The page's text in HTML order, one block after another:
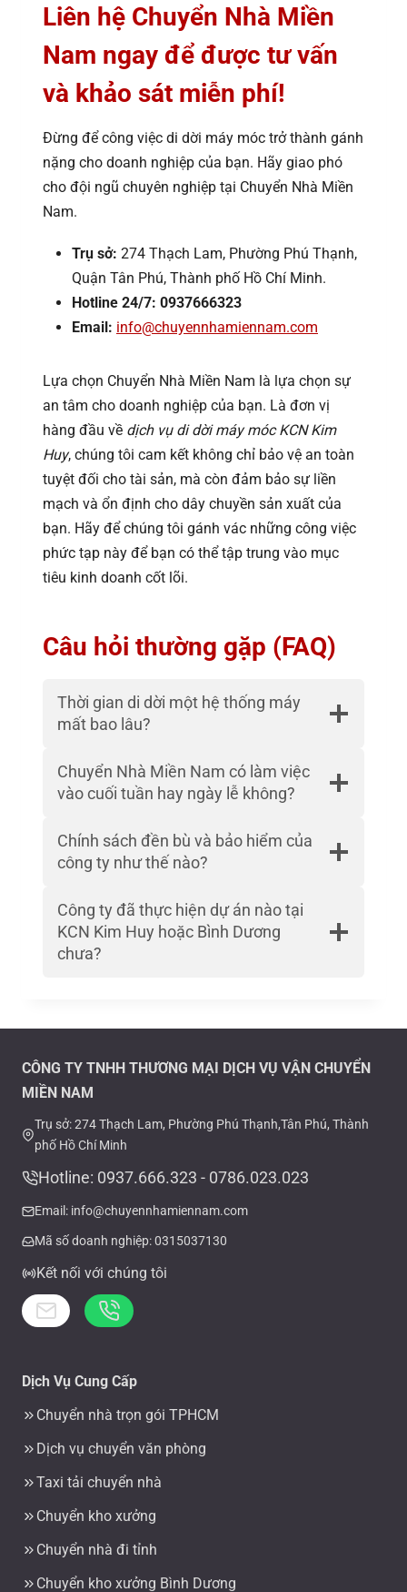
Liên hệ Chuyển Nhà Miền
Nam ngay để được tư vấn
và khảo sát miễn phí!
Đừng để công việc di dời máy móc trở thành gánh
nặng cho doanh nghiệp của bạn. Hãy giao phó
cho đội ngũ chuyên nghiệp tại Chuyển Nhà Miền
Nam.
Trụ sở: 274 Thạch Lam, Phường Phú Thạnh,
Quận Tân Phú, Thành phố Hồ Chí Minh.
Hotline 24/7: 0937666323
Email: info@chuyennhamiennam.com
Lựa chọn Chuyển Nhà Miền Nam là lựa chọn sự
an tâm cho doanh nghiệp của bạn. Là đơn vị
hàng đầu về dịch vụ di dời máy móc KCN Kim
Huy, chúng tôi cam kết không chỉ bảo vệ an toàn
tuyệt đối cho tài sản, mà còn đảm bảo sự liền
mạch và ổn định cho dây chuyền sản xuất của
bạn. Hãy để chúng tôi gánh vác những công việc
phức tạp này để bạn có thể tập trung vào mục
tiêu kinh doanh cốt lõi.
Câu hỏi thường gặp (FAQ)
Thời gian di dời một hệ thống máy
mất bao lâu?
Chuyển Nhà Miền Nam có làm việc
vào cuối tuần hay ngày lễ không?
Chính sách đền bù và bảo hiểm của
công ty như thế nào?
Công ty đã thực hiện dự án nào tại
KCN Kim Huy hoặc Bình Dương
chưa?
CÔNG TY TNHH THƯƠNG MẠI DỊCH VỤ VẬN CHUYỂN
MIỀN NAM
Trụ sở: 274 Thạch Lam, Phường Phú Thạnh,Tân Phú, Thành
phố Hồ Chí Minh
Hotline: 0937.666.323 - 0786.023.023
Email: info@chuyennhamiennam.com
Mã số doanh nghiệp: 0315037130
Kết nối với chúng tôi
Dịch Vụ Cung Cấp
Chuyển nhà trọn gói TPHCM
Dịch vụ chuyển văn phòng
Taxi tải chuyển nhà
Chuyển kho xưởng
Chuyển nhà đi tỉnh
Chuyển kho xưởng Bình Dương